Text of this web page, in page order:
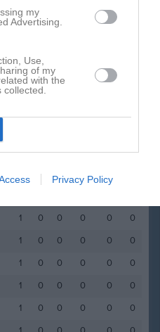
my
Advertising.
Use,
of my
with the
Privacy Policy
Utespelare
1
1 1 0 0
1 0 0 0 0
0
0
1 0 0 0 0
0
1 0 0 0 0
0
1 0 0 0 0
0
1 0 0 0 0
0
1 0 0 0 0
0